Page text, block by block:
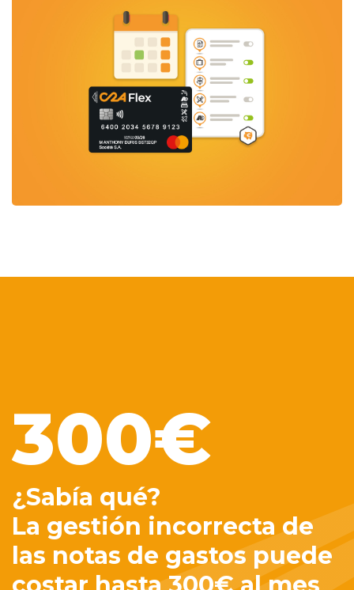
300€
¿Sabía qué?
La gestión incorrecta de
las notas de gastos puede